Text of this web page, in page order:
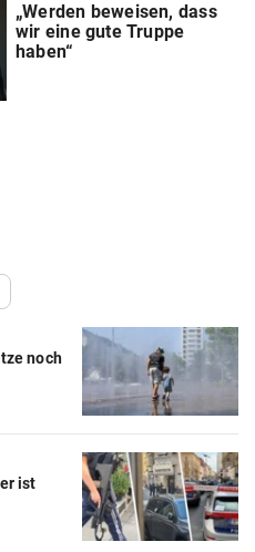
„Werden beweisen, dass
wir eine gute Truppe
haben“
noch
ist